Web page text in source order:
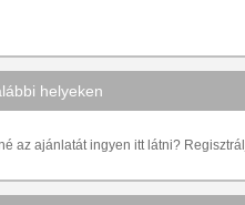
helyeken
az ajánlatát ingyen itt látni?